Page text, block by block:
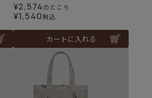
¥2,574 のところ
¥1,540税込
カートに入れる